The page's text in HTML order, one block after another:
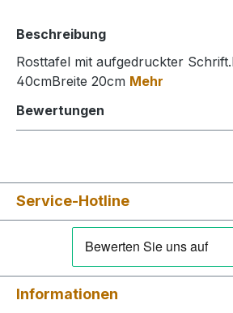
Beschreibung
Rosttafel mit aufgedruckter
40cmBreite 20cm Mehr
Bewertungen
Service-Hotline
Informationen